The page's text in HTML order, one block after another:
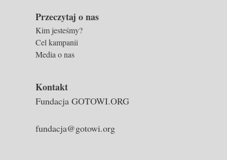
Przeczytaj o nas
Kim jesteśmy?
Cel kampanii
Media o nas
Kontakt
Fundacja GOTOWI.ORG
fundacja@gotowi.org